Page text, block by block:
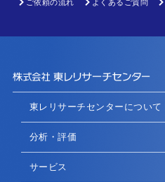
ご依頼の流れ よくあるご質問
東レリサーチセンターについて
分析・評価
サービス